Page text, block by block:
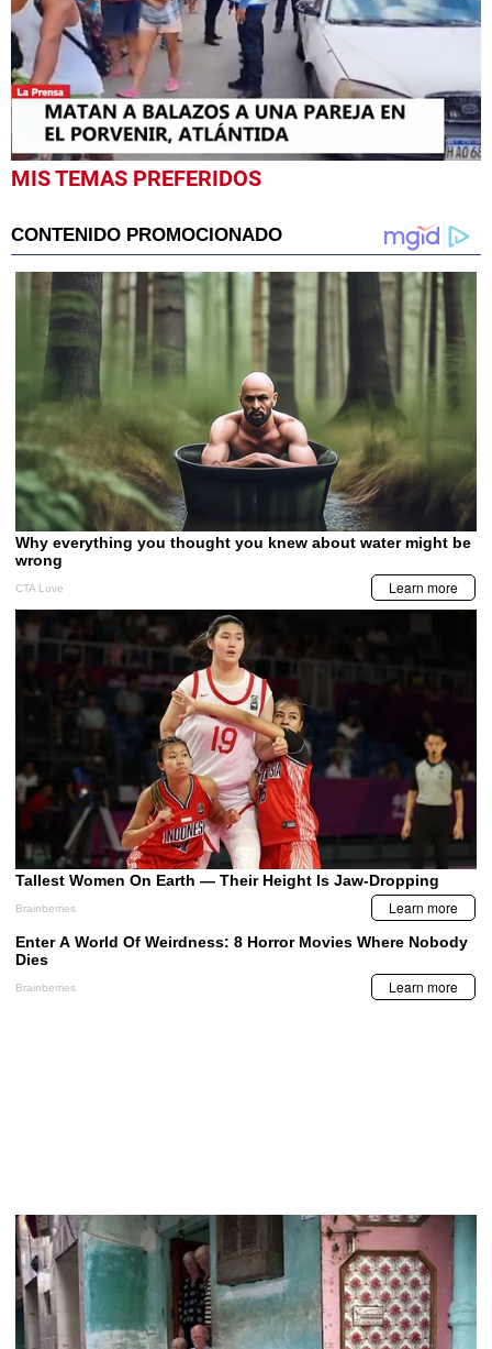
0
seconds
minute,
0
MIS TEMAS PREFERIDOS